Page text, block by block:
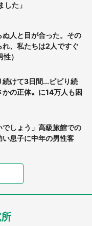
た」
ぬ人と目が合った。その
れ、私たちは2人ですぐ
）
けて3日間...ビビり続
の正体〟に14万人も困
でしょう」高級旅館での
息子に中年の男性客
件性を感じる」 ふわふ
なたにこれをあげる」